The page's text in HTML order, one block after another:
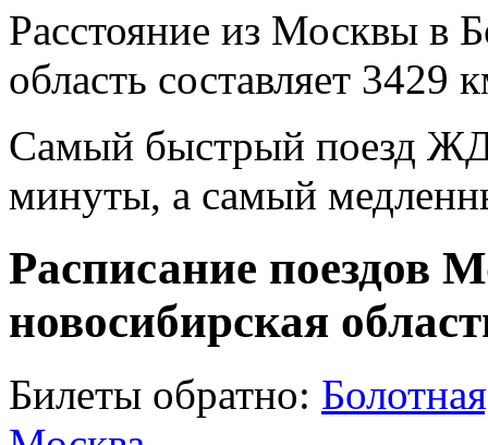
Расстояние из Москвы в
область составляет 3429
Самый быстрый поезд ЖД
минуты, а самый
Расписание поездов
новосибирская
Билеты обратно: